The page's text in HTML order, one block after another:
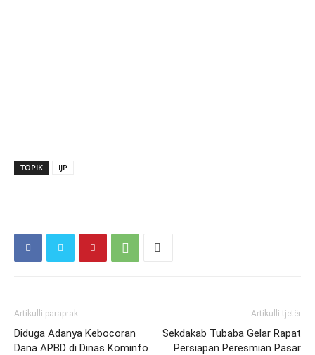
TOPIK IJP
Artikulli paraprak
Diduga Adanya Kebocoran
Dana APBD di Dinas Kominfo
Artikulli tjetër
Sekdakab Tubaba Gelar Rapat
Persiapan Peresmian Pasar